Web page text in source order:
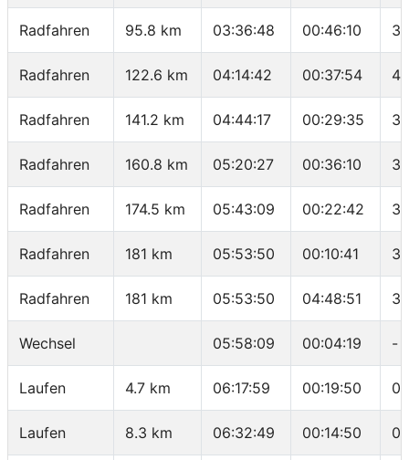
Radfahren 95.8 km 03:36:48 00:46:10
Radfahren 122.6 km 04:14:42 00:37:54
Radfahren 141.2 km 04:44:17 00:29:35
Radfahren 160.8 km 05:20:27 00:36:10
Radfahren 174.5 km 05:43:09 00:22:42
Radfahren 181 km 05:53:50 00:10:41
Radfahren 181 km 05:53:50 04:48:51
Wechsel 05:58:09 00:04:19 -
Laufen 4.7 km 06:17:59 00:19:50
Laufen 8.3 km 06:32:49 00:14:50